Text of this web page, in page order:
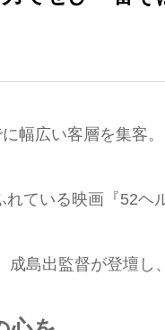
幅広い客層を集客。
ている映画『52ヘ
島出監督が登壇し